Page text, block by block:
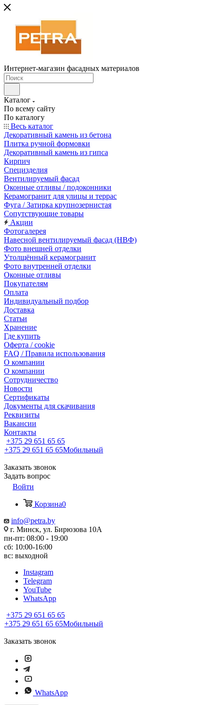
Интернет-магазин фасадных материалов
Каталог
По всему сайту
По каталогу
Весь каталог
Декоративный камень из бетона
Плитка ручной формовки
Декоративный камень из гипса
Кирпич
Специзделия
Вентилируемый фасад
Оконные отливы / подоконники
Керамогранит для улицы и террас
Фуга / Затирка крупнозернистая
Сопутствующие товары
Акции
Фотогалерея
Навесной вентилируемый фасад (НВФ)
Фото внешней отделки
Утолщённый керамогранит
Фото внутренней отделки
Оконные отливы
Покупателям
Оплата
Индивидуальный подбор
Доставка
Статьи
Хранение
Где купить
Оферта / cookie
FAQ / Правила использования
О компании
О компании
Сотрудничество
Новости
Сертификаты
Документы для скачивания
Реквизиты
Вакансии
Контакты
+375 29 651 65 65
+375 29 651 65 65Мобильный
Заказать звонок
Задать вопрос
Войти
Корзина0
info@petra.by
г. Минск, ул. Бирюзова 10А
пн-пт: 08:00 - 19:00
сб: 10:00-16:00
вс: выходной
Instagram
Telegram
YouTube
WhatsApp
+375 29 651 65 65
+375 29 651 65 65Мобильный
Заказать звонок
WhatsApp